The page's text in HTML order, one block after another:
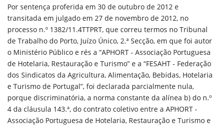
Por sentença proferida em 30 de outubro de 2012 e
transitada em julgado em 27 de novembro de 2012, no
processo n.º 1382/11.4TTPRT, que correu termos no Tribunal
de Trabalho do Porto, Juízo Único, 2.ª Secção, em que foi autor
o Ministério Público e rés a “APHORT - Associação Portuguesa
de Hotelaria, Restauração e Turismo” e a “FESAHT - Federação
dos Sindicatos da Agricultura, Alimentação, Bebidas, Hotelaria
e Turismo de Portugal”, foi declarada parcialmente nula,
porque discriminatória, a norma constante da alínea b) do n.º
4 da cláusula 143.ª, do contrato coletivo entre a APHORT -
Associação Portuguesa de Hotelaria, Restauração e Turismo e